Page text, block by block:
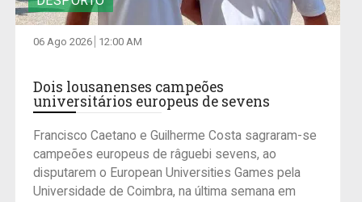
06 Ago 2026 12:00 AM
Dois lousanenses campeões
universitários europeus de sevens
Francisco Caetano e Guilherme Costa sagraram-se
campeões europeus de râguebi sevens, ao
disputarem o European Universities Games pela
Universidade de Coimbra, na última semana em